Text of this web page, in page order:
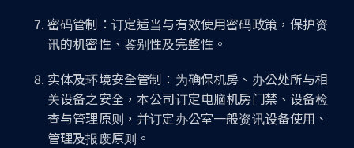
密码管制：订定适当与有效使用密码政策，保护资
讯的机密性、鉴别性及完整性。
实体及环境安全管制：为确保机房、办公处所与相
关设备之安全，本公司订定电脑机房门禁、设备检
查与管理原则，并订定办公室一般资讯设备使用、
管理及报废原则。